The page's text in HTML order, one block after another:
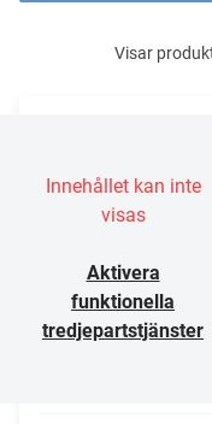
Visar
Innehållet kan inte
visas
Aktivera
funktionella
tredjepartstjänster